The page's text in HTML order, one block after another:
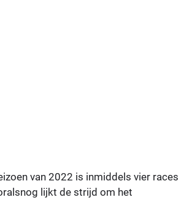
van 2022 is inmiddels vier races
lijkt de strijd om het